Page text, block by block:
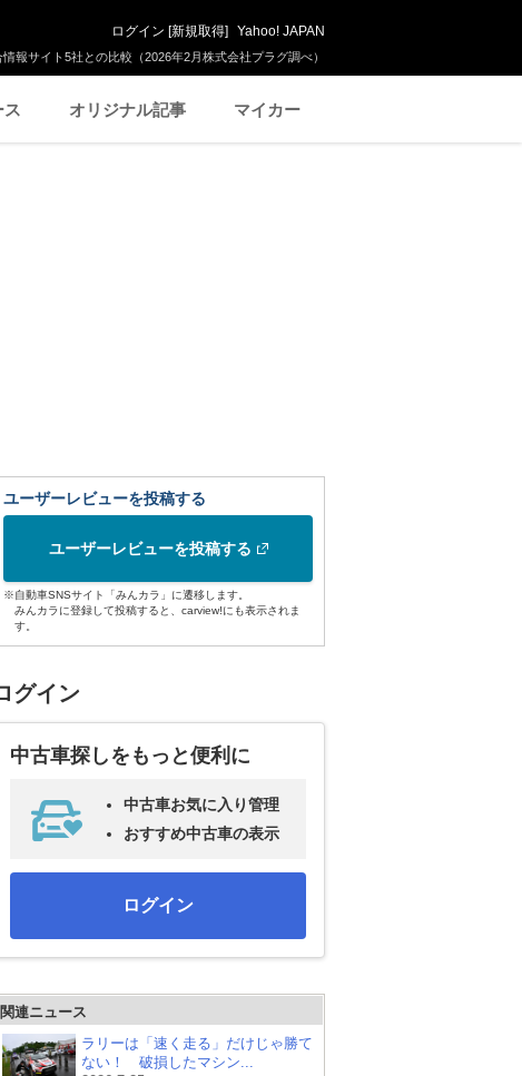
報サイト5社との比較（2026年2月株式会社プラグ調べ）
ログイン [新規取得] Yahoo! JAPAN
ス オリジナル記事 マイカー
ユーザーレビューを投稿する
ユーザーレビューを投稿する
※自動車SNSサイト「みんカラ」に遷移します。
みんカラに登録して投稿すると、carview!にも表示されま
す。
グイン
中古車探しをもっと便利に
中古車お気に入り管理
おすすめ中古車の表示
ログイン
関連ニュース
ラリーは「速く走る」だけじゃ勝て
ない！ 破損したマシン...